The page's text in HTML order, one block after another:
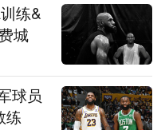
练&
城
球员
练